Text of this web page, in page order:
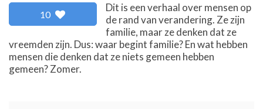
10
Dit is een verhaal over mensen op
de rand van verandering. Ze zijn
familie, maar ze denken dat ze
vreemden zijn. Dus: waar begint familie? En wat hebben
mensen die denken dat ze niets gemeen hebben
gemeen? Zomer.